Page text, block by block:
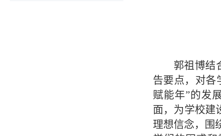
郭祖博结
告要点，对各
赋能年”的发
面，为学校建
理想信念，围